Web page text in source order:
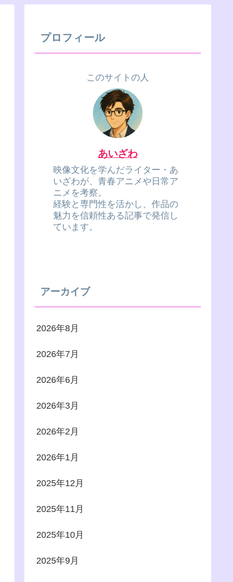
プロフィール
このサイトの人
あいざわ
映像文化を学んだライター・あ
いざわが、青春アニメや日常ア
ニメを考察。
経験と専門性を活かし、作品の
魅力を信頼性ある記事で発信し
ています。
アーカイブ
2026年8月
2026年7月
2026年6月
2026年3月
2026年2月
2026年1月
2025年12月
2025年11月
2025年10月
2025年9月